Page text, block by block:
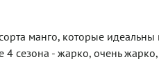
манго, которые идеальны
4 сезона - жарко, очень